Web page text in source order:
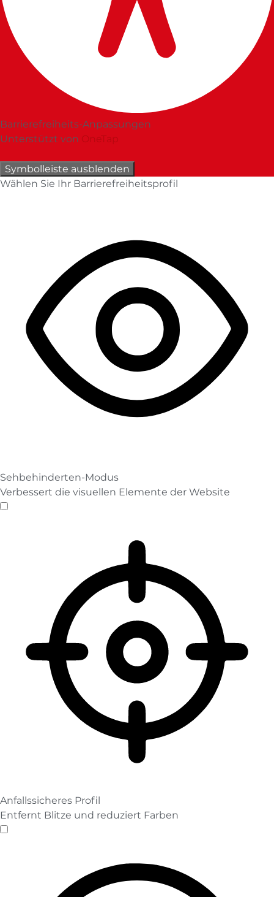
Barrierefreiheits-Anpassungen
Unterstützt von OneTap
Symbolleiste ausblenden
Wählen Sie Ihr Barrierefreiheitsprofil
Sehbehinderten-Modus
Verbessert die visuellen Elemente der Website
Sehbehinderten-Modus
Anfallssicheres Profil
Entfernt Blitze und reduziert Farben
Anfallssicheres Profil